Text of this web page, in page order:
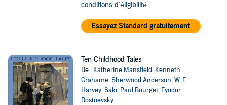
conditions d'éligibilité
Essayez Standard gratuitement
Ten Childhood Tales
De : Katherine Mansfield, Kenneth
Grahame,Sherwood Anderson,W. F.
Harvey,Saki, Paul Bourget, Fyodor
Dostoevsky